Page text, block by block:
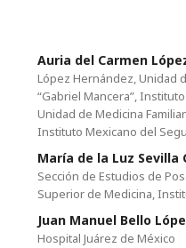
Auria del Carmen
López Hernández, Unidad
“Gabriel Mancera”,
Unidad de Medicina
Instituto Mexicano del
María de la Luz Sevilla
Sección de Estudios de
Superior de Medicina,
Juan Manuel Bello
Hospital Juárez de México